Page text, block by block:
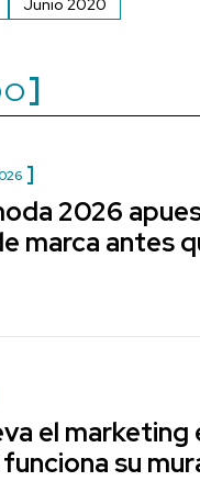
2026
marca antes
el
funciona su